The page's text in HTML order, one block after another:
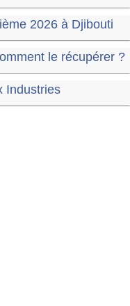
2026 à Djibouti
le récupérer ?
Industries